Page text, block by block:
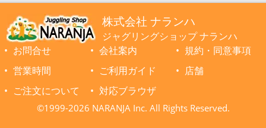
株式会社 ナランハ
ジャグリングショップ ナランハ
お問合せ
会社案内
規約・同意事項
営業時間
ご利用ガイド
店舗
ご注文について
対応ブラウザ
©1999-2026 NARANJA Inc. All Rights Reserved.